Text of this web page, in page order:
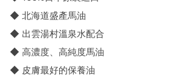
◆ 北海道盛產馬油
◆ 出雲湯村溫泉水配合
◆ 高濃度、高純度馬油
◆ 皮膚最好的保養油